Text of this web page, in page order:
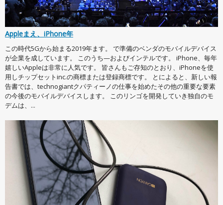
Appleまえ、iPhone年
この時代5Gから始まる2019年ます。 で準備のベンダのモバイルデバイス
が企業を成しています。 このうち—およびインテルです。 iPhone、毎年
嬉しいAppleは非常に人気です。 皆さんもご存知のとおり、iPhoneを使
用しチップセットinc.の商標または登録商標です。 とによると、新しい報
告書では、technogiantクパティーノの仕事を始めたその他の重要な要素
の今後のモバイルデバイスします。 このリンゴを開発していき独自のモ
デムは、...